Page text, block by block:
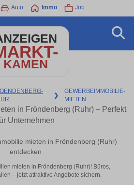
Auto Immo Job
KAMEN
❯
GEWERBEIMMOBILIE-
MIETEN
in Fröndenberg (Ruhr) – Perfekt
Unternehmen
mieten in Fröndenberg (Ruhr)
entdecken
mieten in Fröndenberg (Ruhr)! Büros,
– jetzt attraktive Angebote sichern.